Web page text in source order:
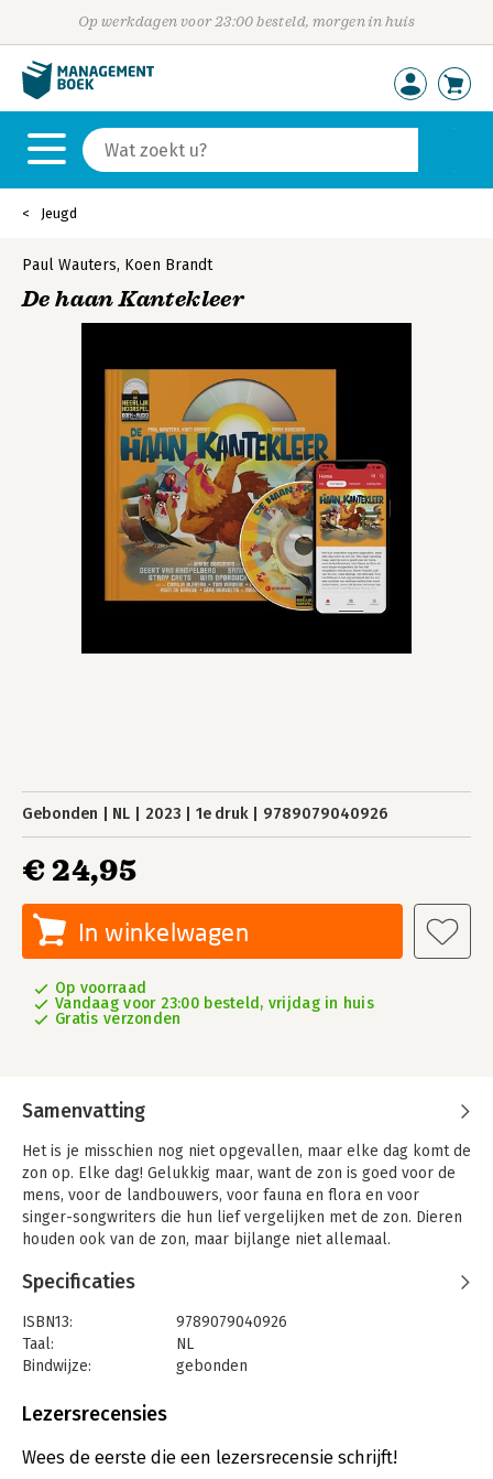
Op werkdagen voor 23:00 besteld, morgen in huis
Jeugd
Paul Wauters, Koen Brandt
De haan Kantekleer
Gebonden NL 2023 1e druk 9789079040926
€ 24,95
In winkelwagen
Op voorraad
Vandaag voor 23:00 besteld, vrijdag in huis
Gratis verzonden
Samenvatting
Het is je misschien nog niet opgevallen, maar elke dag komt de
zon op. Elke dag! Gelukkig maar, want de zon is goed voor de
mens, voor de landbouwers, voor fauna en flora en voor
singer-songwriters die hun lief vergelijken met de zon. Dieren
houden ook van de zon, maar bijlange niet allemaal.
hun duistere rooftochten komt onderbreken, soms nét tijdens
Simpel, je schakelt de ware schuldige uit: Kantekleer, de haan
die er met zijn gekraai elke dag voor zorgt dat ze opkomt.
Wrijf je alvast in met factor 25 voor een verhaal over de kracht
geneugten van de vrijheid.
goeloegoeloe dat de pluimen ervan in het rond vliegen.
Specificaties
ISBN13:
9789079040926
Taal:
NL
Bindwijze:
gebonden
Uitgever:
Verschijningsdatum:
5-6-2023
Lezersrecensies
Wees de eerste die een lezersrecensie schrijft!